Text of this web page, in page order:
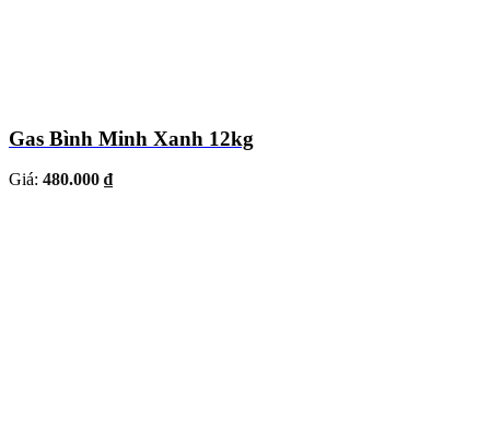
Gas Bình Minh Xanh 12kg
Giá: 480.000 ₫